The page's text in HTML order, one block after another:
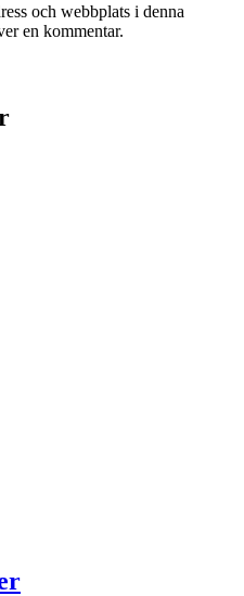
och webbplats i denna
en kommentar.